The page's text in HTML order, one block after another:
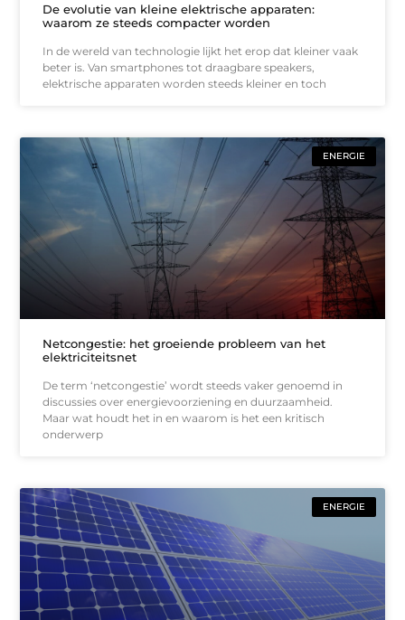
De evolutie van kleine elektrische apparaten:
waarom ze steeds compacter worden
In de wereld van technologie lijkt het erop dat kleiner vaak
beter is. Van smartphones tot draagbare speakers,
elektrische apparaten worden steeds kleiner en toch
ENERGIE
Netcongestie: het groeiende probleem van het
elektriciteitsnet
De term ‘netcongestie’ wordt steeds vaker genoemd in
discussies over energievoorziening en duurzaamheid.
Maar wat houdt het in en waarom is het een kritisch
onderwerp
ENERGIE